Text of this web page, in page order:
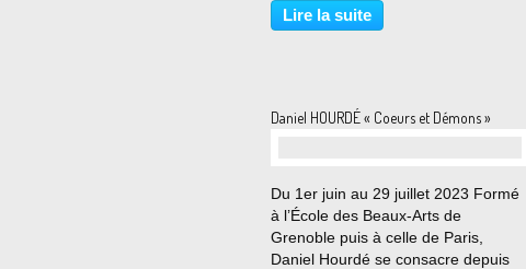
galerie Perrotin est heureuse de
présenter une double exposition
Lire la suite
Daniel HOURDÉ « Coeurs et Démons »
Du 1er juin au 29 juillet 2023 Formé
à l’École des Beaux-Arts de
Grenoble puis à celle de Paris,
Daniel Hourdé se consacre depuis